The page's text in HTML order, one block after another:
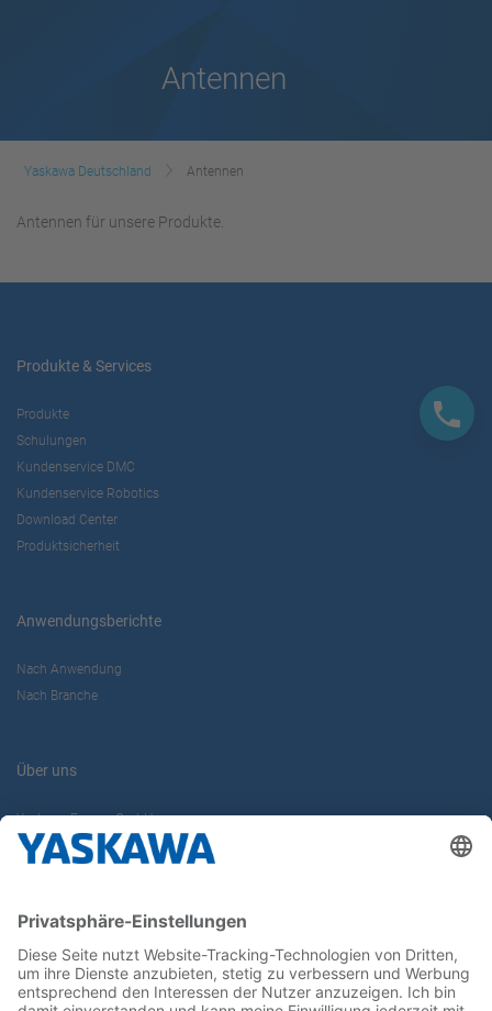
Antennen
Yaskawa Deutschland Antennen
Antennen für unsere Produkte.
Produkte & Services
Produkte
Schulungen
Kundenservice DMC
Kundenservice Robotics
Download Center
Produktsicherheit
Anwendungsberichte
Nach Anwendung
Nach Branche
Über uns
Yaskawa Europe GmbH
Karriere
Newsletter